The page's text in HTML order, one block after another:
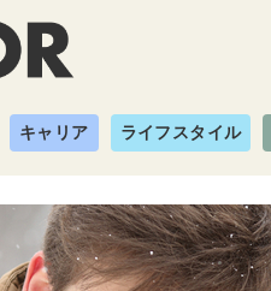
キャリア ライフスタイル